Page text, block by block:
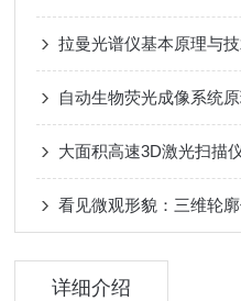
拉曼光谱仪基本原理与
自动生物荧光成像系统
大面积高速3D激光扫描
看见微观形貌：三维轮
详细介绍